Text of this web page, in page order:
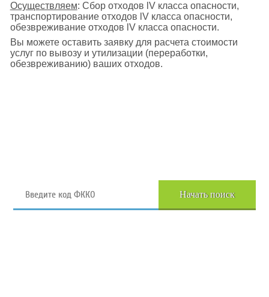
Осуществляем: Сбор отходов lV класса опасности,
транспортирование отходов lV класса опасности,
обезвреживание отходов lV класса опасности.
Вы можете оставить заявку для расчета стоимости
услуг по вывозу и утилизации (переработки,
обезвреживанию) ваших отходов.
Начать поиск